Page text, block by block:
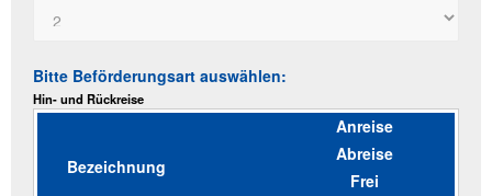
Bitte Beförderungsart auswählen:
Hin- und Rückreise
Bezeichnung
Anreise
Abreise
Frei